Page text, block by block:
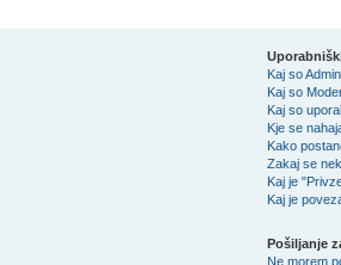
Kaj so
Kaj so
Kaj so
Kje se
Kako
Zakaj se
Kaj je
Kaj je
Pošiljanje
Ne morem